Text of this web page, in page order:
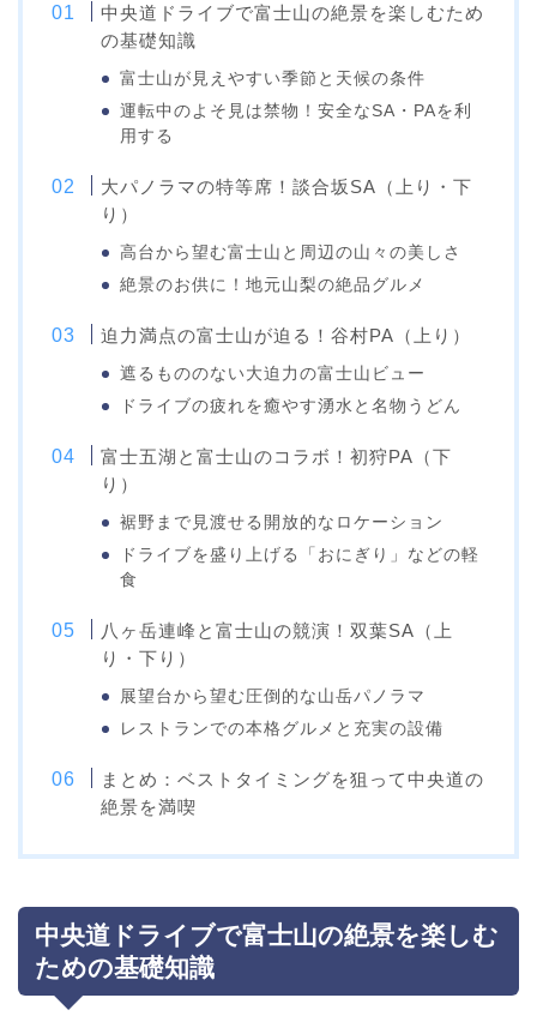
中央道ドライブで富士山の絶景を楽しむため
の基礎知識
富士山が見えやすい季節と天候の条件
運転中のよそ見は禁物！安全なSA・PAを利
用する
大パノラマの特等席！談合坂SA（上り・下
り）
高台から望む富士山と周辺の山々の美しさ
絶景のお供に！地元山梨の絶品グルメ
迫力満点の富士山が迫る！谷村PA（上り）
遮るもののない大迫力の富士山ビュー
ドライブの疲れを癒やす湧水と名物うどん
富士五湖と富士山のコラボ！初狩PA（下
り）
裾野まで見渡せる開放的なロケーション
ドライブを盛り上げる「おにぎり」などの軽
食
八ヶ岳連峰と富士山の競演！双葉SA（上
り・下り）
展望台から望む圧倒的な山岳パノラマ
レストランでの本格グルメと充実の設備
まとめ：ベストタイミングを狙って中央道の
絶景を満喫
中央道ドライブで富士山の絶景を楽しむ
ための基礎知識